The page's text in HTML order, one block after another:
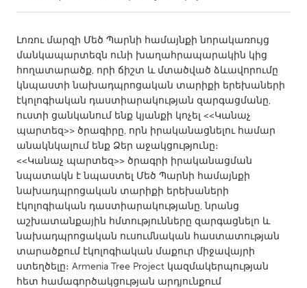
Amherstburg
Kingston
Kitchener-Waterloo
New Glasgow
Newmarket
Ottawa
South Shore
Toronto
MALAYSIA
Kuala Lumpur
NETHERLANDS
Leiden
Rotterdam
Utrecht
Լոռու մարզի Մեծ Պարնի համայնքի նորակառույց
մանկապարտեզն ունի խաղահրապարակին կից
հողատարածք, որի ճիշտ և մտածված ձևավորումը
կնպաստի նախադպրոցական տարիքի երեխաների
էկոլոգիական դաստիարակության զարգացմանը,
ուստի ցանկանում ենք կյանքի կոչել <<Կանաչ
պարտեզ>> ծրագիրը, որն իրականացնելու համար
անակնկալում ենք Ձեր աջակցությունը։
<<Կանաչ պարտեզ>> ծրագրի իրականացման
նպատակն է նպաստել Մեծ Պարնի համայնքի
նախադպրոցական տարիքի երեխաների
էկոլոգիական դաստիարակությանը, նրանց
աշխատանքային հմտությունները զարգացնելո և
նախադպրոցական ուսումնական հաստատության
տարածքում էկոլոգիական մաքուր միջավայրի
ստեղծելը։ Armenia Tree Project կազմակերպության
հետ համագործակցության արդյունքում